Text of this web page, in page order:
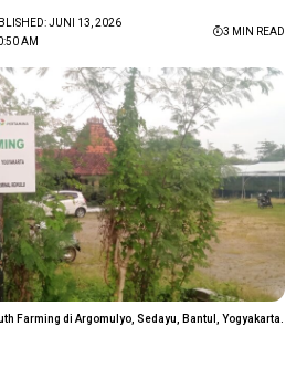
AM
JUNI 13, 2026
3 MIN READ
Farming di Argomulyo, Sedayu, Bantul, Yogyakarta.